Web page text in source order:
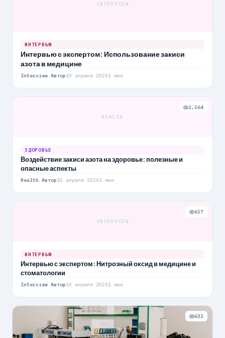
INTERVIEW
ИНТЕРВЬЮ
Интервью с экспертом: Использование закиси
азота в медицине
Interview Автор10 апреля 20261 мин
HEALTH
2,564
ЗДОРОВЬЕ
Воздействие закиси азота на здоровье: полезные и
опасные аспекты
Health Автор10 апреля 20261 мин
INTERVIEW
657
ИНТЕРВЬЮ
Интервью с экспертом: Нитрозный оксид в медицине и
стоматологии
Interview Автор10 апреля 20261 мин
632